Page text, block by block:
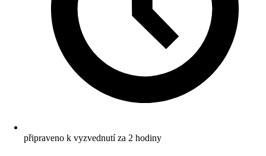
připraveno k vyzvednutí za 2 hodiny